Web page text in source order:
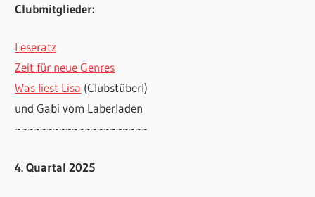
Clubmitglieder:
Leseratz
Zeit für neue Genres
Was liest Lisa (Clubstüberl)
und Gabi vom Laberladen
~~~~~~~~~~~~~~~~~~~~~
4. Quartal 2025